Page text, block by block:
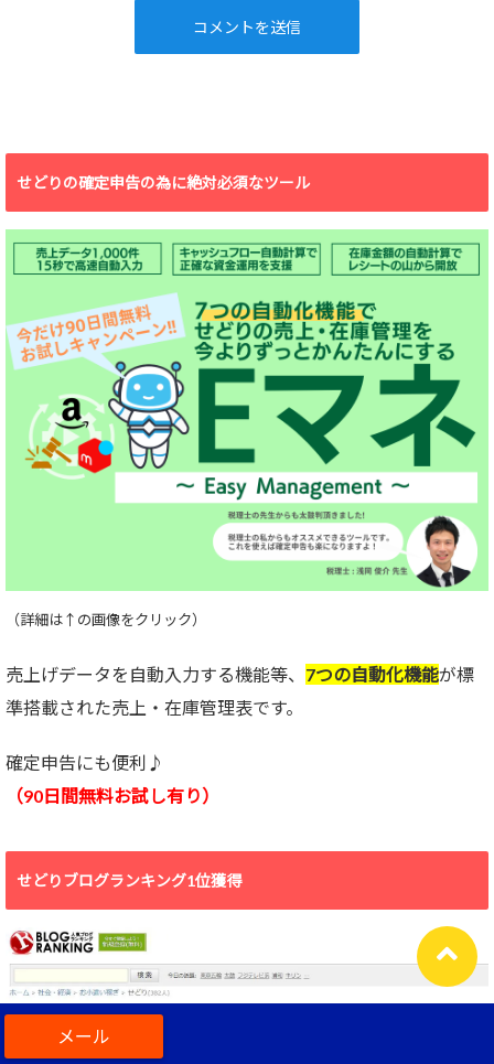
せどりの確定申告の為に絶対必須なツール
（詳細は↑の画像をクリック）
売上げデータを自動入力する機能等、 7つの自動化機能が標
準搭載された売上・在庫管理表です。
確定申告にも便利♪
（90日間無料お試し有り）
せどりブログランキング1位獲得